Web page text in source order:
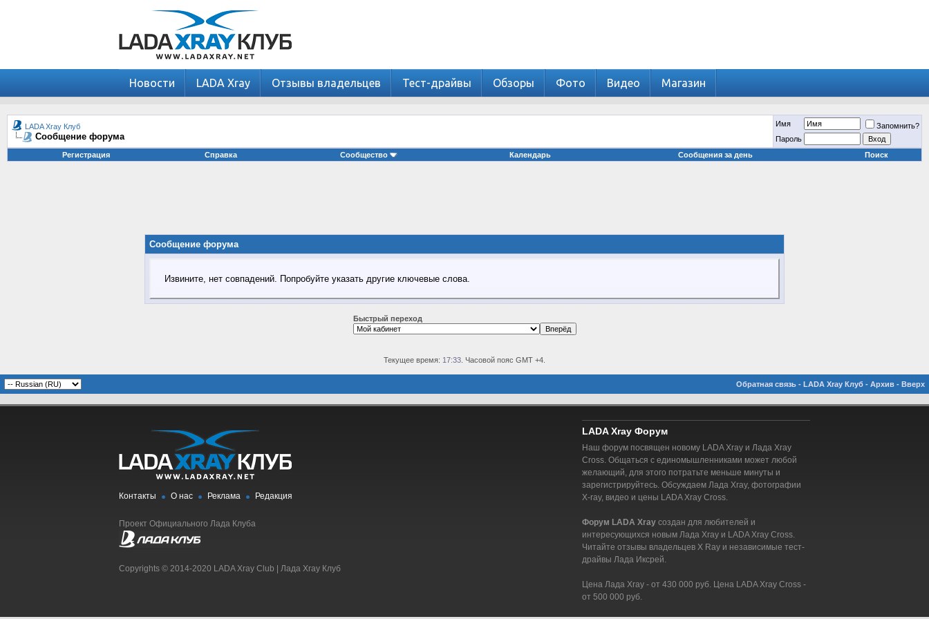
Новости LADA Xray Отзывы владельцев Тест-драйвы Обзоры Фото Видео Магазин
LADA Xray Клуб
Сообщение форума
Имя
Запомнить?
Пароль
Регистрация
Справка Сообщество Календарь Сообщения за день Поиск
Сообщение форума
Извините, нет совпадений. Попробуйте указать другие ключевые слова.
Быстрый переход
Текущее время: 17:33 . Часовой пояс GMT +4.
Обратная связь - LADA Xray Клуб - Архив - Вверх
Контакты О нас Реклама Редакция
Проект Официального Лада Клуба
Copyrights © 2014-2020 LADA Xray Club | Лада Xray Клуб
LADA Xray Форум
Наш форум посвящен новому LADA Xray и Лада Xray
Cross. Общаться с единомышленниками может любой
желающий, для этого потратьте меньше минуты и
зарегистрируйтесь. Обсуждаем Лада Xray, фотографии
X-ray, видео и цены LADA Xray Cross.
Форум LADA Xray создан для любителей и
интересующихся новым Лада Xray и LADA Xray Cross.
Читайте отзывы владельцев X Ray и независимые тест-
драйвы Лада Иксрей.
Цена Лада Xray - от 430 000 руб. Цена LADA Xray Cross -
от 500 000 руб.